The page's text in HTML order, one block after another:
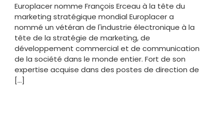
Europlacer nomme François Erceau à la tête du
marketing stratégique mondial Europlacer a
nommé un vétéran de l'industrie électronique à la
tête de la stratégie de marketing, de
développement commercial et de communication
de la société dans le monde entier. Fort de son
expertise acquise dans des postes de direction de
[...]